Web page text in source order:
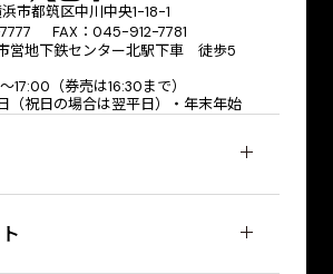
都筑区中川中央1-18-1
FAX：045-912-7781
営地下鉄センター北駅下車 徒歩5
17:00（券売は16:30まで）
（祝日の場合は翌平日）・年末年始